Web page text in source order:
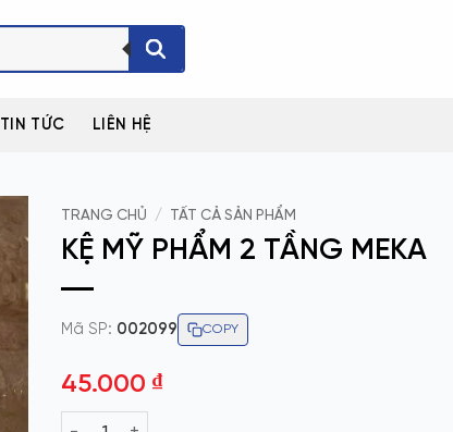
TIN TỨC LIÊN HỆ
TRANG CHỦ / TẤT CẢ SẢN PHẨM
KỆ MỸ PHẨM 2 TẦNG MEKA
Mã SP: 002099 COPY
45.000 ₫
KỆ MỸ PHẨM 2 TẦNG MEKA số lượng